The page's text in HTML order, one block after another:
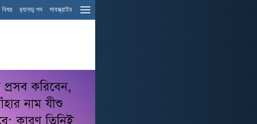
বিষয় র‌্যানড্ম পদ সাবস্ক্রাইব